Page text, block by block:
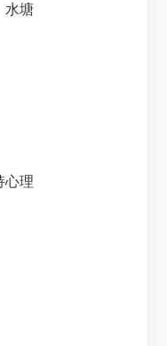
水塘
心理